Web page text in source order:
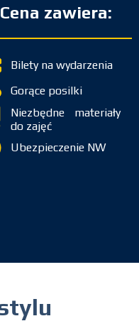
Cena zawiera:
Bilety na wydarzenia
Gorące posilki
Niezbędne materiały
do zajęć
Ubezpieczenie NW